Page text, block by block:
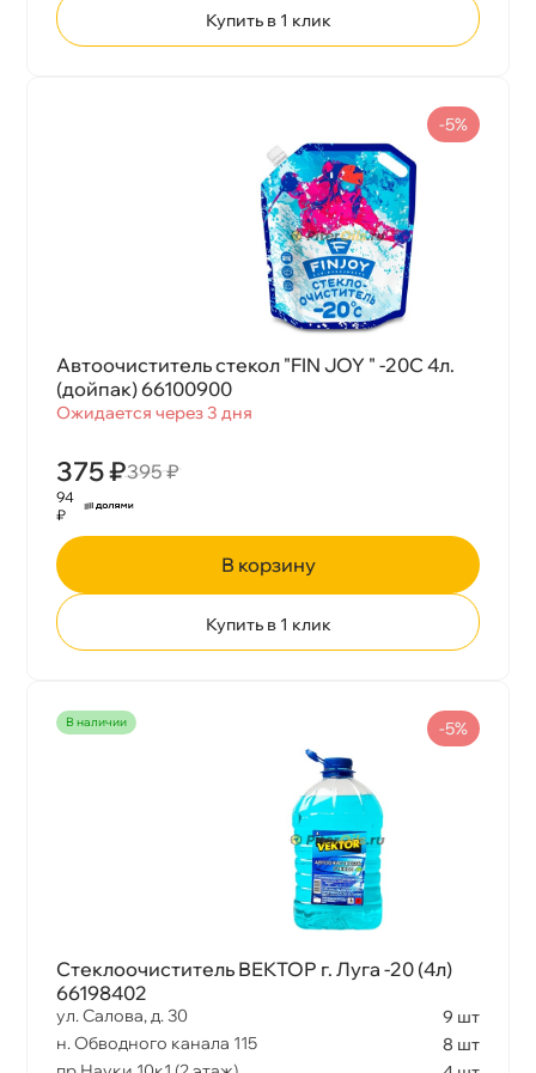
Купить в 1 клик
Автоочиститель стекол "FIN JOY " -20С 4л.
(дойпак) 66100900
Ожидается через 3 дня
375 ₽395 ₽
-5%
94
₽
корзину
Купить в 1 клик
наличии
Стеклоочиститель ВЕКТОР г. Луга -20 (4л)
66198402
ул. Салова, д. 30
9 шт
н. Обводного канала 115
8 шт
-5%